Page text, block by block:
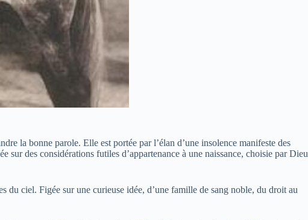
la bonne parole. Elle est portée par l’élan d’une insolence manifeste des
sur des considérations futiles d’appartenance à une naissance, choisie par Dieu
du ciel. Figée sur une curieuse idée, d’une famille de sang noble, du droit au